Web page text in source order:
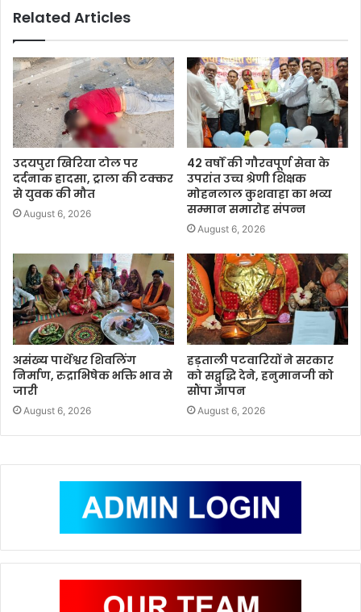
Related Articles
उदयपुरा खिरिया टोल पर
दर्दनाक हादसा, ट्राला की टक्कर
से युवक की मौत
August 6, 2026
42 वर्षों की गौरवपूर्ण सेवा के
उपरांत उच्च श्रेणी शिक्षक
मोहनलाल कुशवाहा का भव्य
सम्मान समारोह संपन्न
August 6, 2026
असंख्य पार्थेश्वर शिवलिंग
निर्माण, रुद्राभिषेक भक्ति भाव से
जारी
August 6, 2026
हड़ताली पटवारियों ने सरकार
को सद्बुद्धि देने, हनुमानजी को
सौंपा ज्ञापन
August 6, 2026